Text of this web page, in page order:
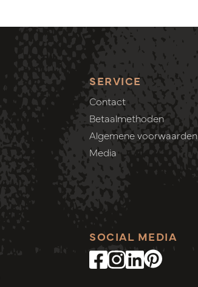
SERVICE
Contact
Betaalmethoden
Algemene voorwaarden
Media
SOCIAL MEDIA